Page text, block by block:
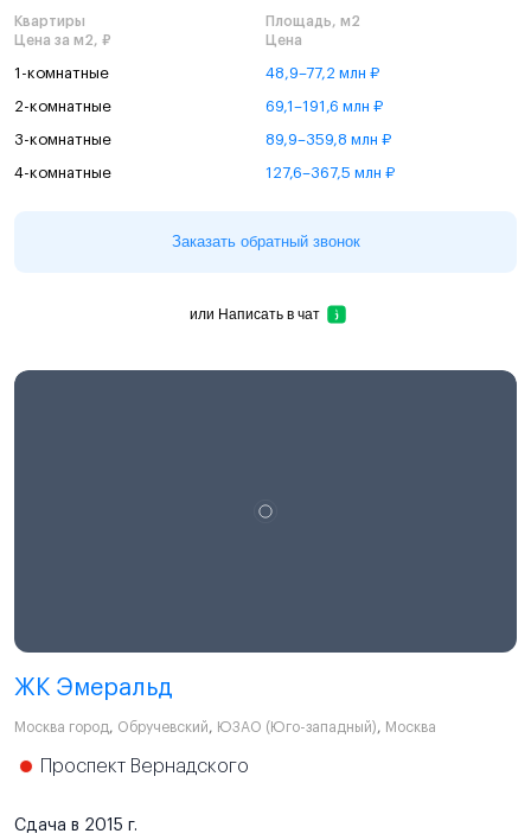
Квартиры
Площадь, м2
Цена за м2, ₽
Цена
1-комнатные 48,9–77,2 млн ₽
2-комнатные 69,1–191,6 млн ₽
3-комнатные 89,9–359,8 млн ₽
4-комнатные 127,6–367,5 млн ₽
Заказать обратный звонок
или Написать в чат
ЖК Эмеральд
Москва город, Обручевский, ЮЗАО (Юго-западный), Москва
Проспект Вернадского
Сдача в 2015 г.